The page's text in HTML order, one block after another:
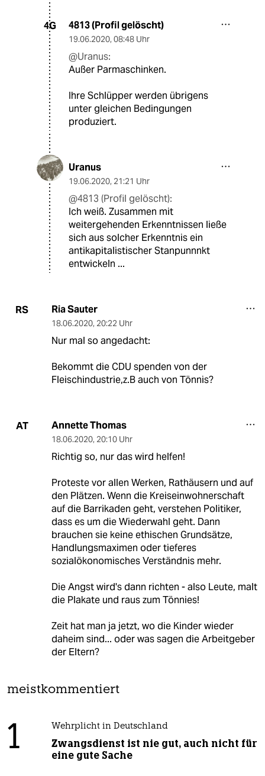
4G 4813 (Profil gelöscht)
19.06.2020, 08:48 Uhr
@Uranus:
Außer Parmaschinken.
Ihre Schlüpper werden übrigens
unter gleichen Bedingungen
produziert.
Uranus
19.06.2020, 21:21 Uhr
@4813 (Profil gelöscht):
Ich weiß. Zusammen mit
weitergehenden Erkenntnissen ließe
sich aus solcher Erkenntnis ein
antikapitalistischer Stanpunnnkt
entwickeln ...
RS Ria Sauter
18.06.2020, 20:22 Uhr
Nur mal so angedacht:
Bekommt die CDU spenden von der
Fleischindustrie,z.B auch von Tönnis?
AT Annette Thomas
18.06.2020, 20:10 Uhr
Richtig so, nur das wird helfen!
Proteste vor allen Werken, Rathäusern und auf
den Plätzen. Wenn die Kreiseinwohnerschaft
auf die Barrikaden geht, verstehen Politiker,
dass es um die Wiederwahl geht. Dann
brauchen sie keine ethischen Grundsätze,
Handlungsmaximen oder tieferes
sozialökonomisches Verständnis mehr.
Die Angst wird's dann richten - also Leute, malt
die Plakate und raus zum Tönnies!
Zeit hat man ja jetzt, wo die Kinder wieder
daheim sind... oder was sagen die Arbeitgeber
der Eltern?
meistkommentiert
1 Wehrplicht in Deutschland
Zwangsdienst ist nie gut, auch nicht für
eine gute Sache